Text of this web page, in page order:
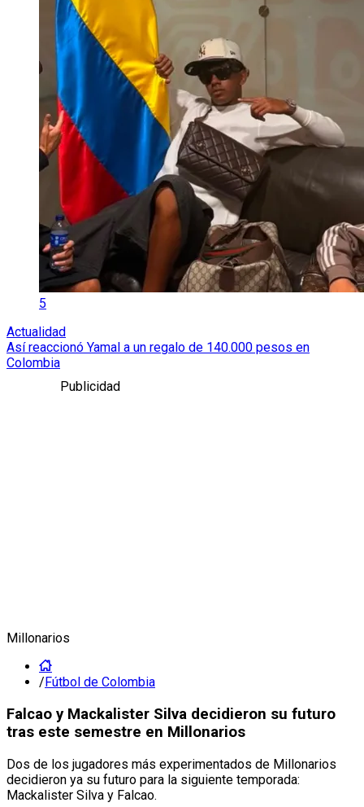
5
Actualidad
Así reaccionó Yamal a un regalo de 140.000 pesos en
Colombia
Publicidad
Millonarios
/Fútbol de Colombia
Falcao y Mackalister Silva decidieron su futuro
tras este semestre en Millonarios
Dos de los jugadores más experimentados de Millonarios
decidieron ya su futuro para la siguiente temporada:
Mackalister Silva y Falcao.